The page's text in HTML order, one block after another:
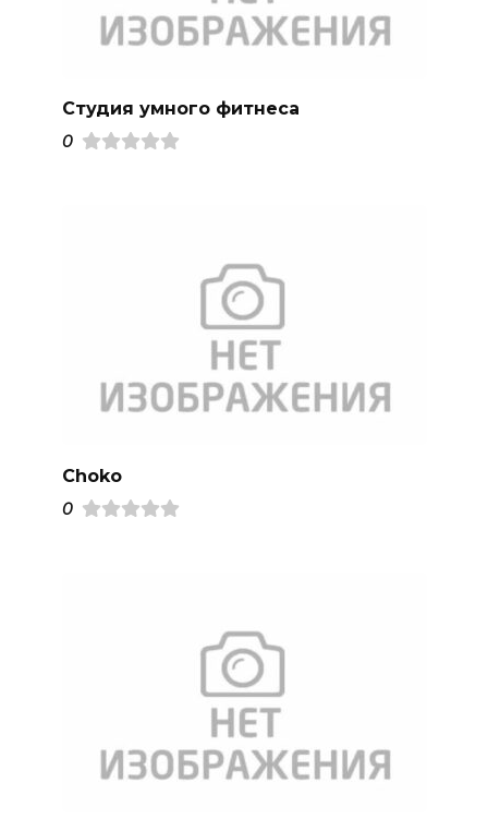
Студия умного фитнеса
0
Choko
0